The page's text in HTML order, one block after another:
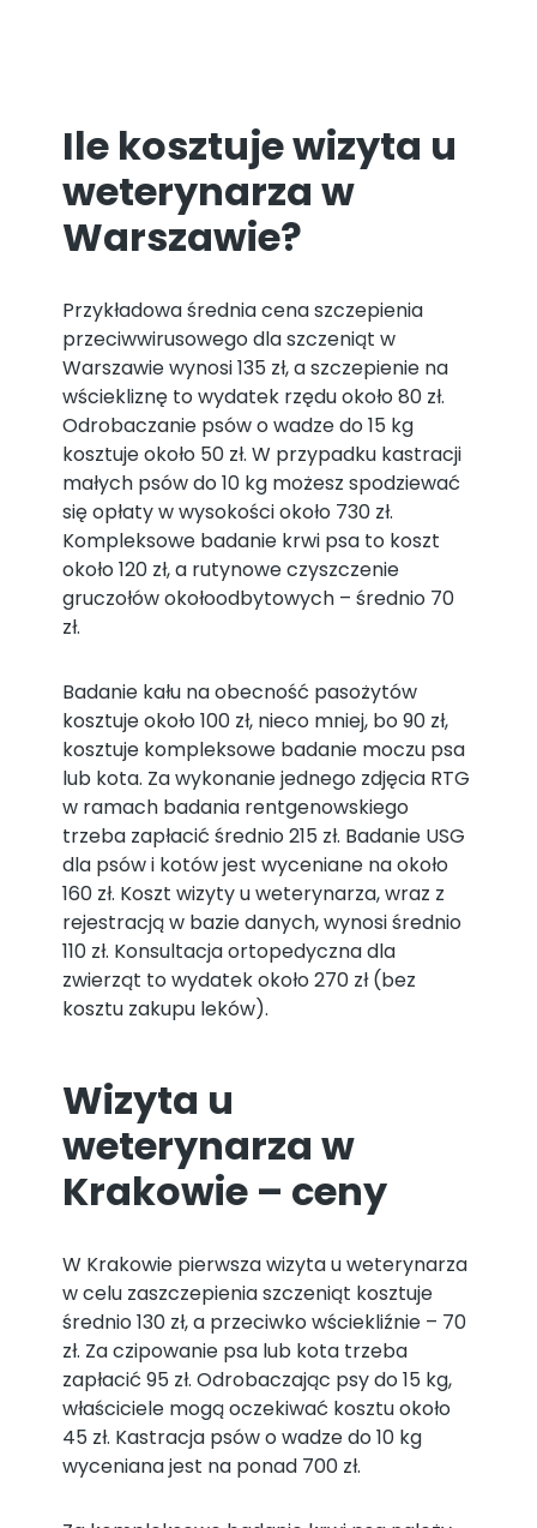
Ile kosztuje wizyta u
weterynarza w
Warszawie?
Przykładowa średnia cena szczepienia
przeciwwirusowego dla szczeniąt w
Warszawie wynosi 135 zł, a szczepienie na
wściekliznę to wydatek rzędu około 80 zł.
Odrobaczanie psów o wadze do 15 kg
kosztuje około 50 zł. W przypadku kastracji
małych psów do 10 kg możesz spodziewać
się opłaty w wysokości około 730 zł.
Kompleksowe badanie krwi psa to koszt
około 120 zł, a rutynowe czyszczenie
gruczołów okołoodbytowych – średnio 70
zł.
Badanie kału na obecność pasożytów
kosztuje około 100 zł, nieco mniej, bo 90 zł,
kosztuje kompleksowe badanie moczu psa
lub kota. Za wykonanie jednego zdjęcia RTG
w ramach badania rentgenowskiego
trzeba zapłacić średnio 215 zł. Badanie USG
dla psów i kotów jest wyceniane na około
160 zł. Koszt wizyty u weterynarza, wraz z
rejestracją w bazie danych, wynosi średnio
110 zł. Konsultacja ortopedyczna dla
zwierząt to wydatek około 270 zł (bez
kosztu zakupu leków).
Wizyta u
weterynarza w
Krakowie – ceny
W Krakowie pierwsza wizyta u weterynarza
w celu zaszczepienia szczeniąt kosztuje
średnio 130 zł, a przeciwko wściekliźnie – 70
zł. Za czipowanie psa lub kota trzeba
zapłacić 95 zł. Odrobaczając psy do 15 kg,
właściciele mogą oczekiwać kosztu około
45 zł. Kastracja psów o wadze do 10 kg
wyceniana jest na ponad 700 zł.